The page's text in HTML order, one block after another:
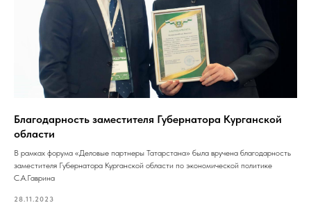
Благодарность заместителя Губернатора Курганской
области
В рамках форума «Деловые партнеры Татарстана» была вручена благодарность
заместителя Губернатора Курганской области по экономической политике
С.А.Гаврина
28.11.2023